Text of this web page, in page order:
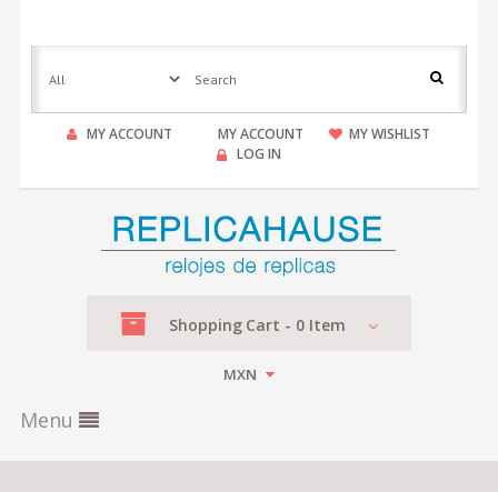
MY ACCOUNT MY ACCOUNT
MY WISHLIST
LOG IN
Shopping Cart - 0Item
MXN
Menu